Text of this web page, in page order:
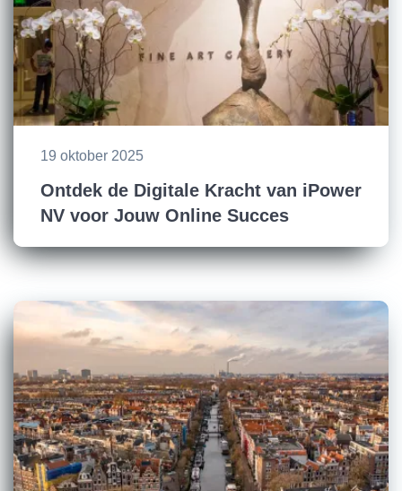
19 oktober 2025
Ontdek de Digitale Kracht van iPower
NV voor Jouw Online Succes